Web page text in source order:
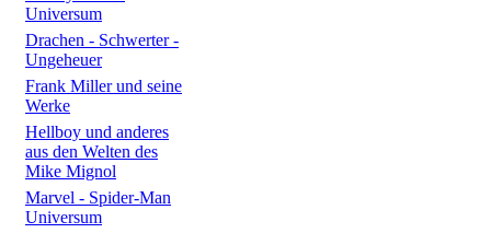
Universum
Drachen - Schwerter -
Ungeheuer
Frank Miller und seine
Werke
Hellboy und anderes
aus den Welten des
Mike Mignol
Marvel - Spider-Man
Universum